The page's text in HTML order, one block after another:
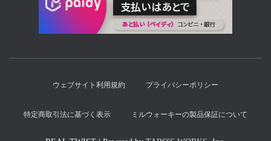
ウェブサイト利用規約 プライバシーポリシー
特定商取引法に基づく表示 ミルウォーキーの製品保証について